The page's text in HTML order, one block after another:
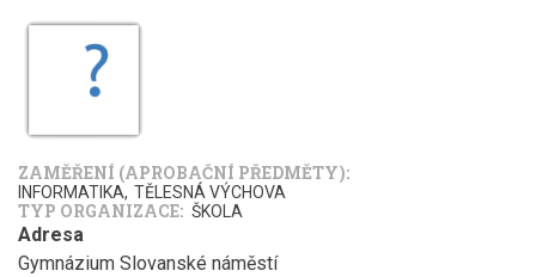
ZAMĚŘENÍ (APROBAČNÍ PŘEDMĚTY)
INFORMATIKA TĚLESNÁ VÝCHOVA
TYP ORGANIZACE ŠKOLA
Adresa
Gymnázium Slovanské náměstí